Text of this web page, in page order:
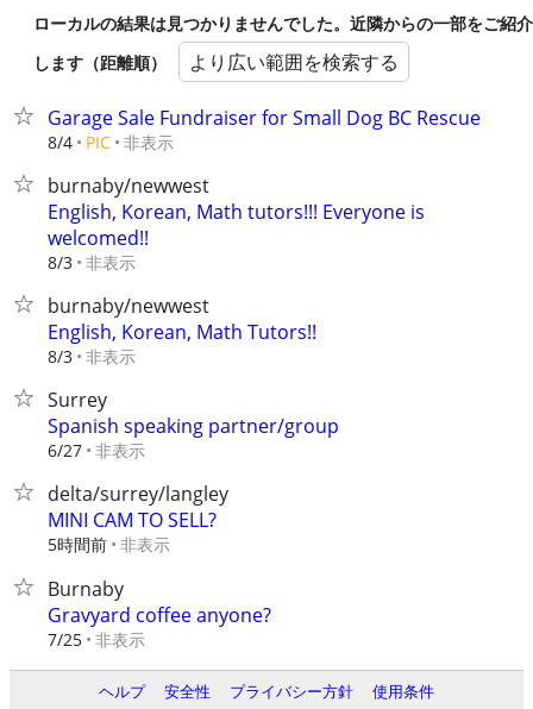
ローカルの結果は見つかりませんでした。近隣からの一部をご紹介
します（距離順）
より広い範囲を検索する
Garage Sale Fundraiser for Small Dog BC Rescue
8/4 PIC 非表示
burnaby/newwest
English, Korean, Math tutors!!! Everyone is
welcomed!!
8/3 非表示
burnaby/newwest
English, Korean, Math Tutors!!
8/3 非表示
Surrey
Spanish speaking partner/group
6/27 非表示
delta/surrey/langley
MINI CAM TO SELL?
5時間前 非表示
Burnaby
Gravyard coffee anyone?
7/25 非表示
ヘルプ 安全性 プライバシー方針 使用条件